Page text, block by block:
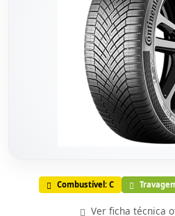
Combustível: C
Ver ficha técnica